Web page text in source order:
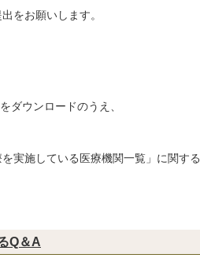
をお願いします。
ウンロードのうえ、
実施している医療機関一覧」に関する
Q＆A